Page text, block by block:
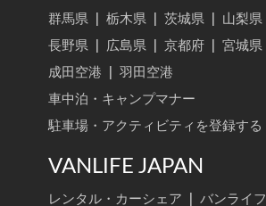
群馬県
栃木県 茨城県 山梨県
長野県
広島県 京都府 宮城県
成田空港
羽田空港
車中泊・キャンプマナー
駐車場・アクティビティを登録する
VANLIFE JAPAN
レンタル・カーシェア バンライフ